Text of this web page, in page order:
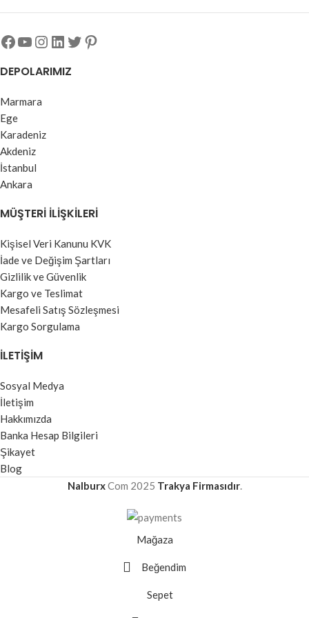
DEPOLARIMIZ
Marmara
Ege
Karadeniz
Akdeniz
İstanbul
Ankara
MÜŞTERI İLIŞKILERI
Kişisel Veri Kanunu KVK
İade ve Değişim Şartları
Gizlilik ve Güvenlik
Kargo ve Teslimat
Mesafeli Satış Sözleşmesi
Kargo Sorgulama
İLETIŞIM
Sosyal Medya
İletişim
Hakkımızda
Banka Hesap Bilgileri
Şikayet
Blog
NalburxCom 2025 Trakya Firmasıdır.
Mağaza
Beğendim
Sepet